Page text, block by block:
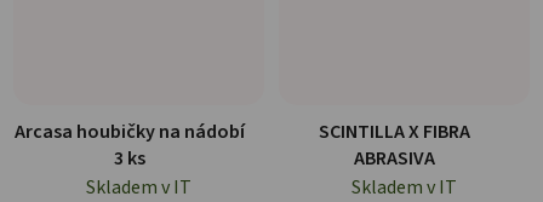
Arcasa houbičky na nádobí
3 ks
Skladem v IT
SCINTILLA X FIBRA
ABRASIVA
Skladem v IT